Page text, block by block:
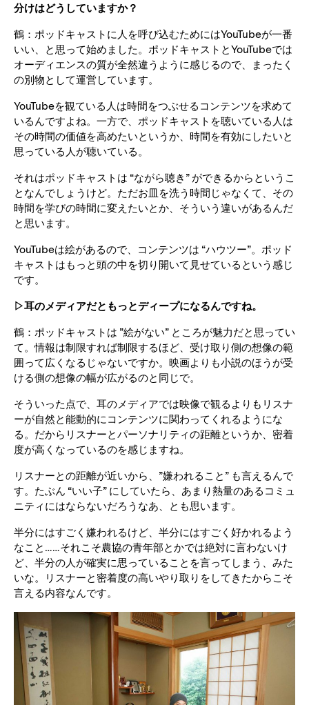
分けはどうしていますか？
鶴：ポッドキャストに人を呼び込むためにはYouTubeが一番
いい、と思って始めました。ポッドキャストとYouTubeでは
オーディエンスの質が全然違うように感じるので、まったく
の別物として運営しています。
YouTubeを観ている人は時間をつぶせるコンテンツを求めて
いるんですよね。一方で、ポッドキャストを聴いている人は
その時間の価値を高めたいというか、時間を有効にしたいと
思っている人が聴いている。
それはポッドキャストは “ながら聴き” ができるからというこ
となんでしょうけど。ただお皿を洗う時間じゃなくて、その
時間を学びの時間に変えたいとか、そういう違いがあるんだ
と思います。
YouTubeは絵があるので、コンテンツは “ハウツー”。ポッド
キャストはもっと頭の中を切り開いて見せているという感じ
です。
▷耳のメディアだともっとディープになるんですね。
鶴：ポッドキャストは ”絵がない” ところが魅力だと思ってい
て。情報は制限すれば制限するほど、受け取り側の想像の範
囲って広くなるじゃないですか。映画よりも小説のほうが受
ける側の想像の幅が広がるのと同じで。
そういった点で、耳のメディアでは映像で観るよりもリスナ
ーが自然と能動的にコンテンツに関わってくれるようにな
る。だからリスナーとパーソナリティの距離というか、密着
度が高くなっているのを感じますね。
リスナーとの距離が近いから、”嫌われること” も言えるんで
す。たぶん “いい子” にしていたら、あまり熱量のあるコミュ
ニティにはならないだろうなあ、とも思います。
半分にはすごく嫌われるけど、半分にはすごく好かれるよう
なこと……それこそ農協の青年部とかでは絶対に言わないけ
ど、半分の人が確実に思っていることを言ってしまう、みた
いな。リスナーと密着度の高いやり取りをしてきたからこそ
言える内容なんです。